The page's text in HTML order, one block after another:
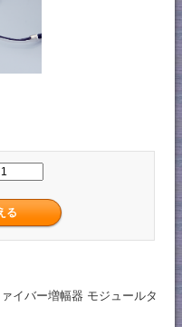
イバー増幅器 モジュールタ